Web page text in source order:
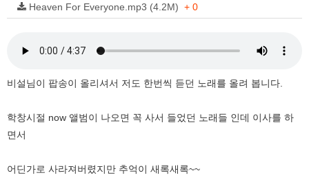
Heaven For Everyone.mp3 (4.2M) + 0
비설님이 팝송이 올리셔서 저도 한번씩 듣던 노래를 올려 봅니다.
학창시절 now 앨범이 나오면 꼭 사서 들었던 노래들 인데 이사를 하
면서
어딘가로 사라져버렸지만 추억이 새록새록~~